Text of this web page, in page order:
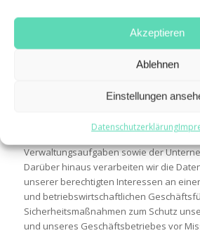
Akzeptieren
Ablehnen
Einstellungen
Datenschutzerklärung
(oder vorvertraglich), z.B., um Anfragen
Wir verarbeiten diese Daten, um unsere
Verpflichtungen zu erfüllen. Dazu
etwaige Aktualisierungspflichten und
hinaus verarbeiten wir die Daten zur
Verwaltungsaufgaben sowie der
Darüber hinaus verarbeiten wir die
unserer berechtigten Interessen an
und betriebswirtschaftlichen
Sicherheitsmaßnahmen zum Schutz
und unseres Geschäftsbetriebes vor